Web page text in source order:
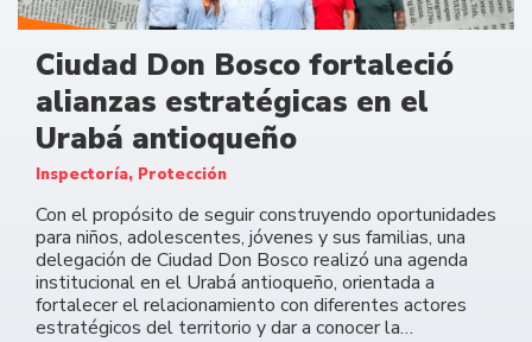
Ciudad Don Bosco fortaleció
alianzas estratégicas en el
Urabá antioqueño
Inspectoría, Protección
Con el propósito de seguir construyendo oportunidades
para niños, adolescentes, jóvenes y sus familias, una
delegación de Ciudad Don Bosco realizó una agenda
institucional en el Urabá antioqueño, orientada a
fortalecer el relacionamiento con diferentes actores
estratégicos del territorio y dar a conocer la…